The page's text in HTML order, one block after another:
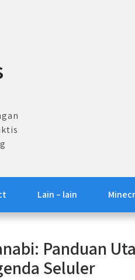
Lain – lain
Panduan
Seluler